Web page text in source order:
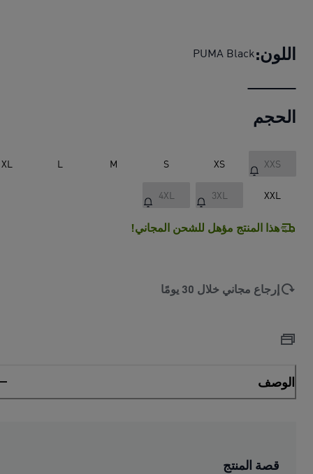
اللون:PUMA Black
الحجم
XXS
XS
S
M
L
XL
XXL
3XL
4XL
هذا المنتج مؤهل للشحن المجاني!
إرجاع مجاني خلال 30 يومًا
الوصف
قصة المنتج